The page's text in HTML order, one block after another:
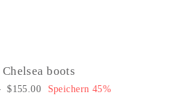
Chelsea boots
Sonderpreis
$155.00 Speichern 45%